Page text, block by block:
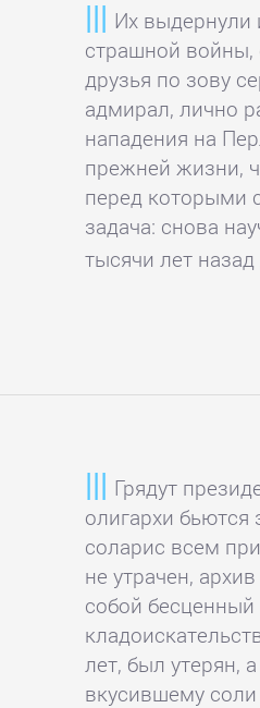
Их выдернули
страшной войны,
друзья по зову
адмирал, лично
нападения на
прежней жизни,
перед которыми
задача: снова
тысячи лет
Грядут
олигархи
соларис всем
не утрачен,
собой
лет, был утерян,
вкусившему